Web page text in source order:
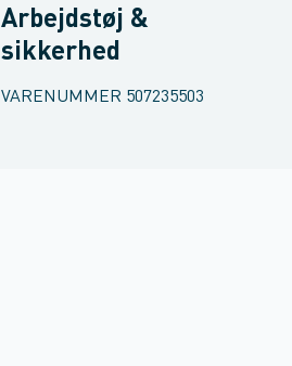
Arbejdstøj &
sikkerhed
VARENUMMER 507235503